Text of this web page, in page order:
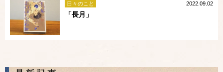
日々のこと 2022.09.02
「長月」